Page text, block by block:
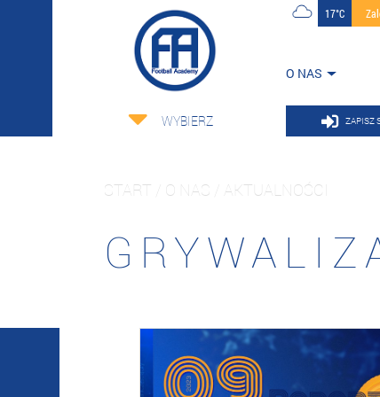
17°C
O NAS
WYBIERZ ZAPISZ
START / O NAS / AKTUALNOŚCI